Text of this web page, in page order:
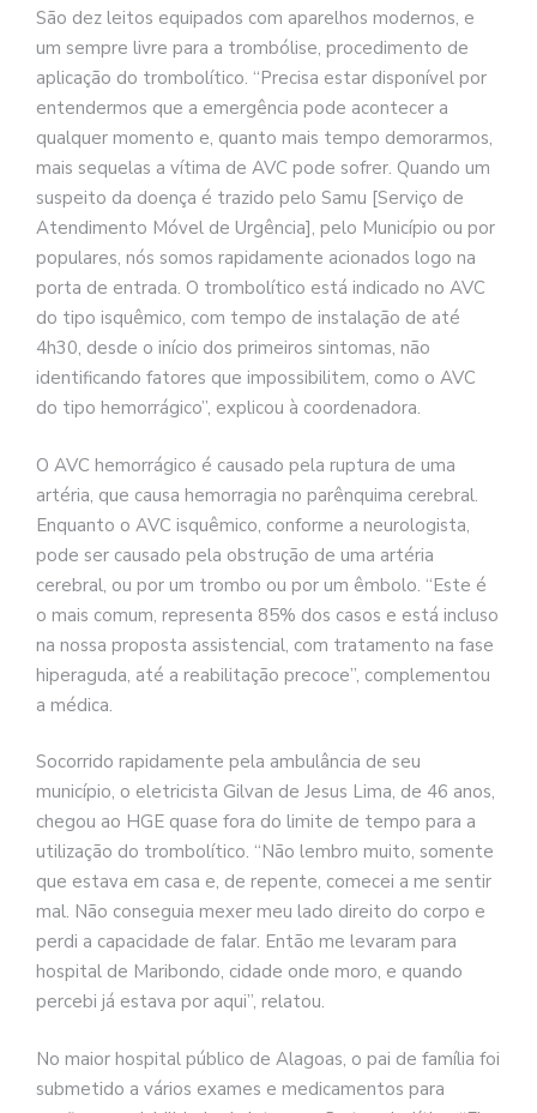
São dez leitos equipados com aparelhos modernos, e
um sempre livre para a trombólise, procedimento de
aplicação do trombolítico. “Precisa estar disponível por
entendermos que a emergência pode acontecer a
qualquer momento e, quanto mais tempo demorarmos,
mais sequelas a vítima de AVC pode sofrer. Quando um
suspeito da doença é trazido pelo Samu [Serviço de
Atendimento Móvel de Urgência], pelo Município ou por
populares, nós somos rapidamente acionados logo na
porta de entrada. O trombolítico está indicado no AVC
do tipo isquêmico, com tempo de instalação de até
4h30, desde o início dos primeiros sintomas, não
identificando fatores que impossibilitem, como o AVC
do tipo hemorrágico”, explicou à coordenadora.
O AVC hemorrágico é causado pela ruptura de uma
artéria, que causa hemorragia no parênquima cerebral.
Enquanto o AVC isquêmico, conforme a neurologista,
pode ser causado pela obstrução de uma artéria
cerebral, ou por um trombo ou por um êmbolo. “Este é
o mais comum, representa 85% dos casos e está incluso
na nossa proposta assistencial, com tratamento na fase
hiperaguda, até a reabilitação precoce”, complementou
a médica.
Socorrido rapidamente pela ambulância de seu
município, o eletricista Gilvan de Jesus Lima, de 46 anos,
chegou ao HGE quase fora do limite de tempo para a
utilização do trombolítico. “Não lembro muito, somente
que estava em casa e, de repente, comecei a me sentir
mal. Não conseguia mexer meu lado direito do corpo e
perdi a capacidade de falar. Então me levaram para
hospital de Maribondo, cidade onde moro, e quando
percebi já estava por aqui”, relatou.
No maior hospital público de Alagoas, o pai de família foi
submetido a vários exames e medicamentos para